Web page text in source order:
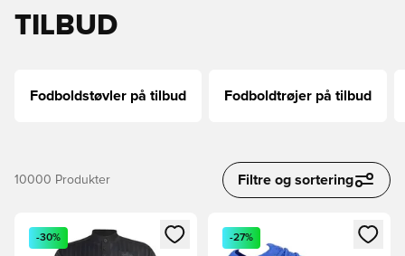
TILBUD
Fodboldstøvler på tilbud Fodboldtrøjer på tilbud
10000 Produkter Filtre og sortering
Åbner en Modal til at logge ind eller tilmelde dig som
-30%
Åbner en Modal til at logge
-27%